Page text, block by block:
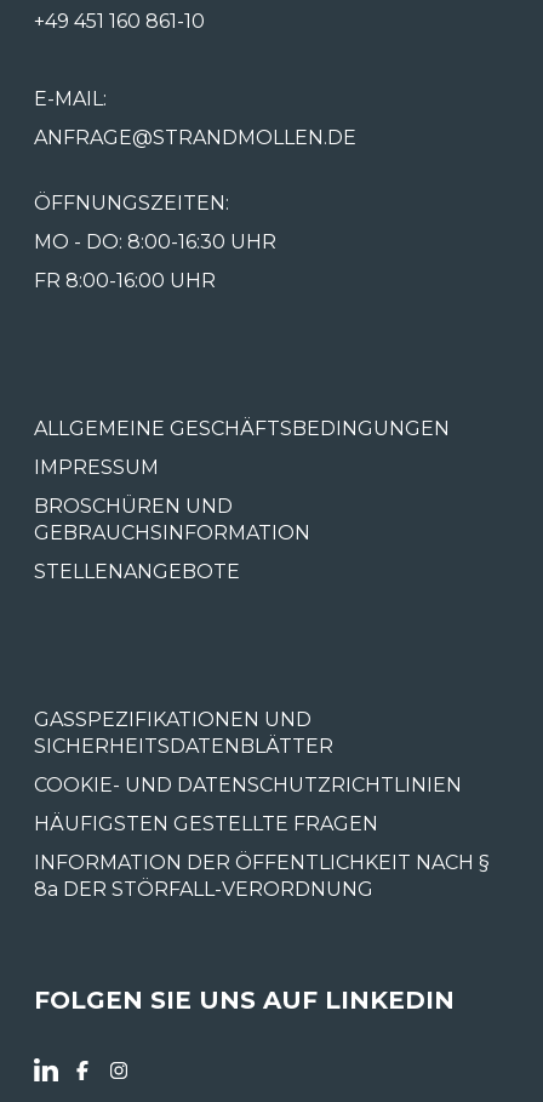
+49 451 160 861-10
E-MAIL:
ANFRAGE@STRANDMOLLEN.DE
ÖFFNUNGSZEITEN:
MO - DO: 8:00-16:30 UHR
FR 8:00-16:00 UHR
ALLGEMEINE GESCHÄFTSBEDINGUNGEN
IMPRESSUM
BROSCHÜREN UND
GEBRAUCHSINFORMATION
STELLENANGEBOTE
GASSPEZIFIKATIONEN UND
SICHERHEITSDATENBLÄTTER
COOKIE- UND DATENSCHUTZRICHTLINIEN
HÄUFIGSTEN GESTELLTE FRAGEN
INFORMATION DER ÖFFENTLICHKEIT NACH §
8a DER STÖRFALL-VERORDNUNG
FOLGEN SIE UNS AUF LINKEDIN